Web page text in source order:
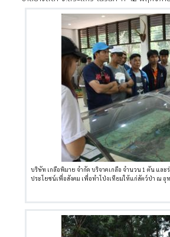
บริษัท เกลือพิมาย จำกัด บริจาคเกลือ จำนวน 1 ตัน และ
ประโยชน์เพื่อสังคม เพื่อทำโป่งเทียมให้แก่สัตว์ป่า ณ อุ